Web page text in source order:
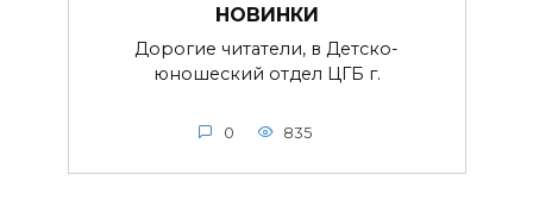
НОВИНКИ
Дорогие читатели, в Детско-
юношеский отдел ЦГБ г.
0 835